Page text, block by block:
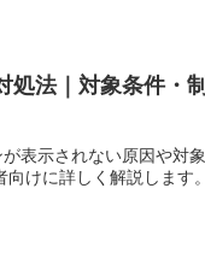
処法｜対象条件・制
表示されない原因や対象
けに詳しく解説します。